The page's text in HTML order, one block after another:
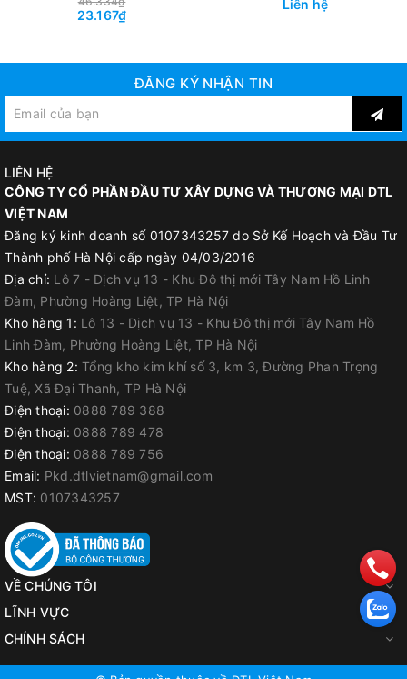
phun chuyên dụng.
Chống lại vết nứt của nền hiệu quả.
Không độc hại, không gây ô nhiễm nguồn nước khi tiếp xúc
Có thể sử dụng cho việc thi công bể chứa nước uống.
THÔNG TIN SẢN PHẨM
Thành phần A:
Trạng thái: Dạng bột.
Màu sắc: Màu xám.
Thành phần B:
Trạng thái: Dạng lỏng.
Màu sắc: Màu trắng sữa.
QUY CÁCH:
Bộ 20 kg:
Thành phần B: 7.4 kg.
chống thấm cao cấp, có cấu
23.167₫
Liên hệ
ĐĂNG KÝ NHẬN TIN
LIÊN HỆ
CÔNG TY CỔ PHẦN ĐẦU TƯ XÂY DỰNG VÀ THƯƠNG MẠI DTL
VIỆT NAM
Đăng ký kinh doanh số 0107343257 do Sở Kế Hoạch và Đầu Tư
Thành phố Hà Nội cấp ngày 04/03/2016
Địa chỉ: Lô 7 - Dịch vụ 13 - Khu Đô thị mới Tây Nam Hồ Linh
Đàm, Phường Hoàng Liệt, TP Hà Nội
Kho hàng 1: Lô 13 - Dịch vụ 13 - Khu Đô thị mới Tây Nam Hồ
Linh Đàm, Phường Hoàng Liệt, TP Hà Nội
Kho hàng 2: Tổng kho kim khí số 3, km 3, Đường Phan Trọng
Tuệ, Xã Đại Thanh, TP Hà Nội
Điện thoại: 0888 789 388
Điện thoại: 0888 789 478
Điện thoại: 0888 789 756
Email: Pkd.dtlvietnam@gmail.com
MST: 0107343257
VỀ CHÚNG TÔI
LĨNH VỰC
CHÍNH SÁCH